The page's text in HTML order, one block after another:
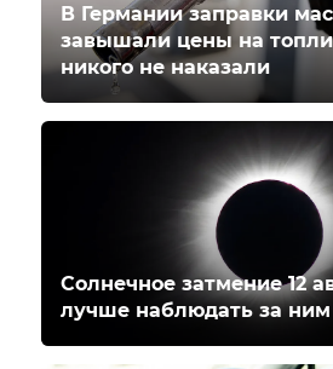
В Германии заправки
завышали цены на
никого не наказали
Солнечное затмение 12
лучше наблюдать за